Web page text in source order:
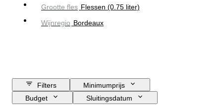
Grootte fles Flessen (0.75 liter)
Wijnregio Bordeaux
Filters
Minimumprijs
Budget
Sluitingsdatum